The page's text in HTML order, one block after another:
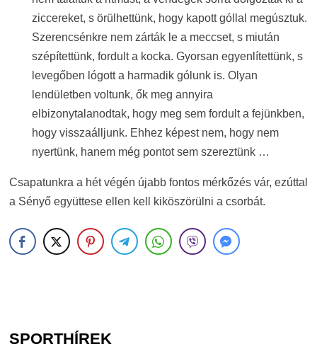
ziccereket, s örülhettünk, hogy kapott góllal megúsztuk.
Szerencsénkre nem zárták le a meccset, s miután
szépítettünk, fordult a kocka. Gyorsan egyenlítettünk, s
levegőben lógott a harmadik gólunk is. Olyan
lendületben voltunk, ők meg annyira
elbizonytalanodtak, hogy meg sem fordult a fejünkben,
hogy visszaálljunk. Ehhez képest nem, hogy nem
nyertünk, hanem még pontot sem szereztünk …
Csapatunkra a hét végén újabb fontos mérkőzés vár, ezúttal
a Sényő együttese ellen kell kiköszörülni a csorbát.
SPORTHÍREK